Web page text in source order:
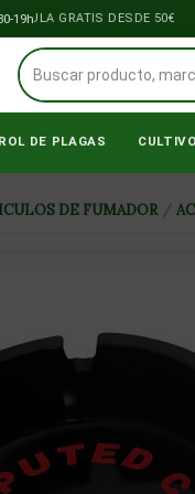
19hGRATIS DESDE 50€
DE PLAGAS CULTIVO
DE FUMADOR /